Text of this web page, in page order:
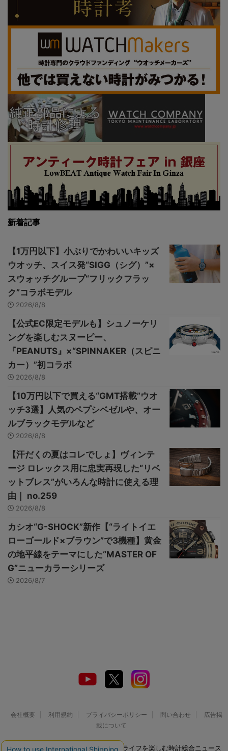
新着記事
【1万円以下】小ぶりでかわいいキッズ
ウオッチ、スイス発“SIGG（シグ）”×
スウォッチグループ“フリックフラッ
ク”コラボモデル
2026/8/8
【公式EC限定モデルも】シュノーケリ
ングを楽しむスヌーピー、
『PEANUTS』×“SPINNAKER（スピニ
カー）”初コラボ
2026/8/8
【10万円以下で買える“GMT搭載”ウオ
ッチ3選】人気のペプシベゼルや、オー
ルブラックモデルなど
2026/8/8
【汗だくの夏はコレでしょ】ヴィンテ
ージ ロレックス用に忠実再現した“リベ
ットブレス”がいろんな時計に使える理
由｜ no.259
2026/8/8
カシオ“G-SHOCK”新作【“ライトイエ
ローゴールド×ブラウン”で3機種】黄金
の地平線をテーマにした“MASTER OF
G”ニューカラーシリーズ
2026/8/7
会社概要 利用規約 プライバシーポリシー 問い合わせ
広告掲
載について
© 2026 Watch LIFE NEWS｜ウオッチライフを楽しむ時計総合ニュース